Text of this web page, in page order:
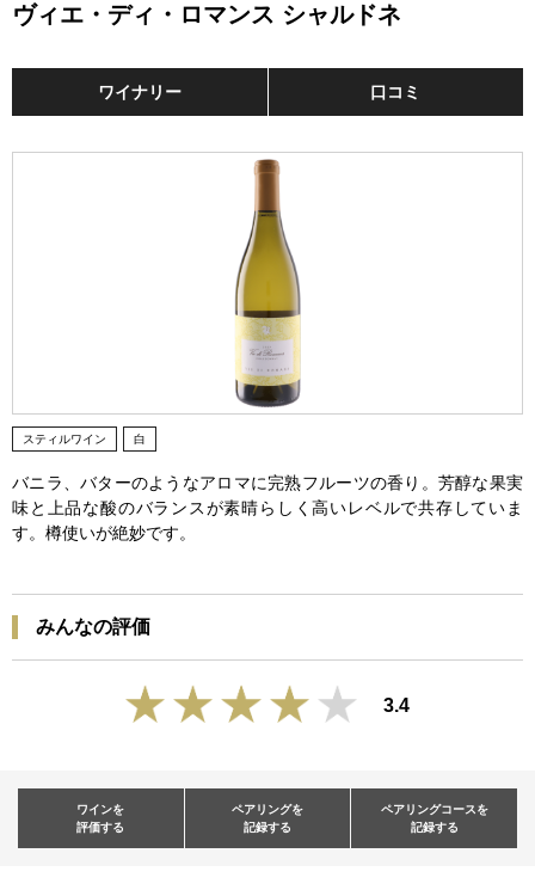
ヴィエ・ディ・ロマンス シャルドネ
ワイナリー 口コミ
スティルワイン 白
バニラ、バターのようなアロマに完熟フルーツの香り。芳醇な果実
味と上品な酸のバランスが素晴らしく高いレベルで共存していま
す。樽使いが絶妙です。
みんなの評価
3.4
ワインを
評価する
ペアリングを
記録する
ペアリングコースを
記録する